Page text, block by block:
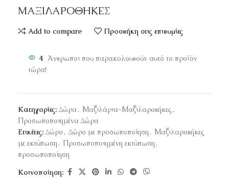
ΜΑΞΙΛΑΡΟΘΗΚΕΣ
Add to compare Προσθήκη στις επιθυμίες
4 Άνθρωποι που παρακολουθούν αυτό το προϊόν
τώρα!
Κατηγορίες: Δώρα, Μαξιλάρια-Μαξιλαροθήκες ,
Προσωποποιημένα Δώρα
Ετικέτες: Δώρο , Δώρο με προσωποποίηση , Μαξιλαροθήκες
με εκτύπωση , Προσωποποιημένη εκτύπωση ,
προσωποποίηση
Κοινοποίηση: